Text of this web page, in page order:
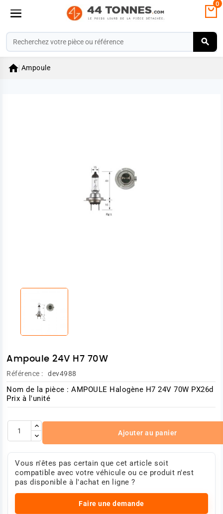
0
 Ampoule
Ampoule 24V H7 70W
Référence : dev4988
Nom de la pièce : AMPOULE Halogène H7 24V 70W PX26d
Prix à l'unité
Ajouter au panier
Vous n'êtes pas certain que cet article soit
compatible avec votre véhicule ou ce produit n'est
pas disponible à l'achat en ligne ?
Faire une demande